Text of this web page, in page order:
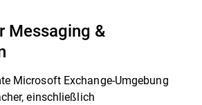
Messaging &
Microsoft Exchange-Umgebung
einschließlich